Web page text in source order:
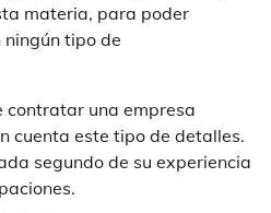
materia, para poder
tipo de
contratar una empresa
cuenta este tipo de detalles.
segundo de su experiencia